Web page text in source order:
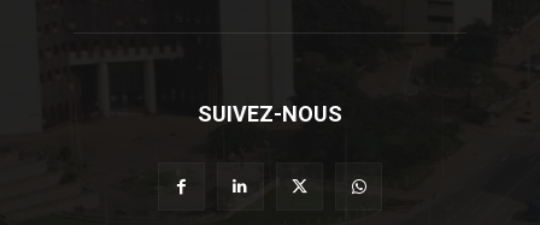
SUIVEZ-NOUS